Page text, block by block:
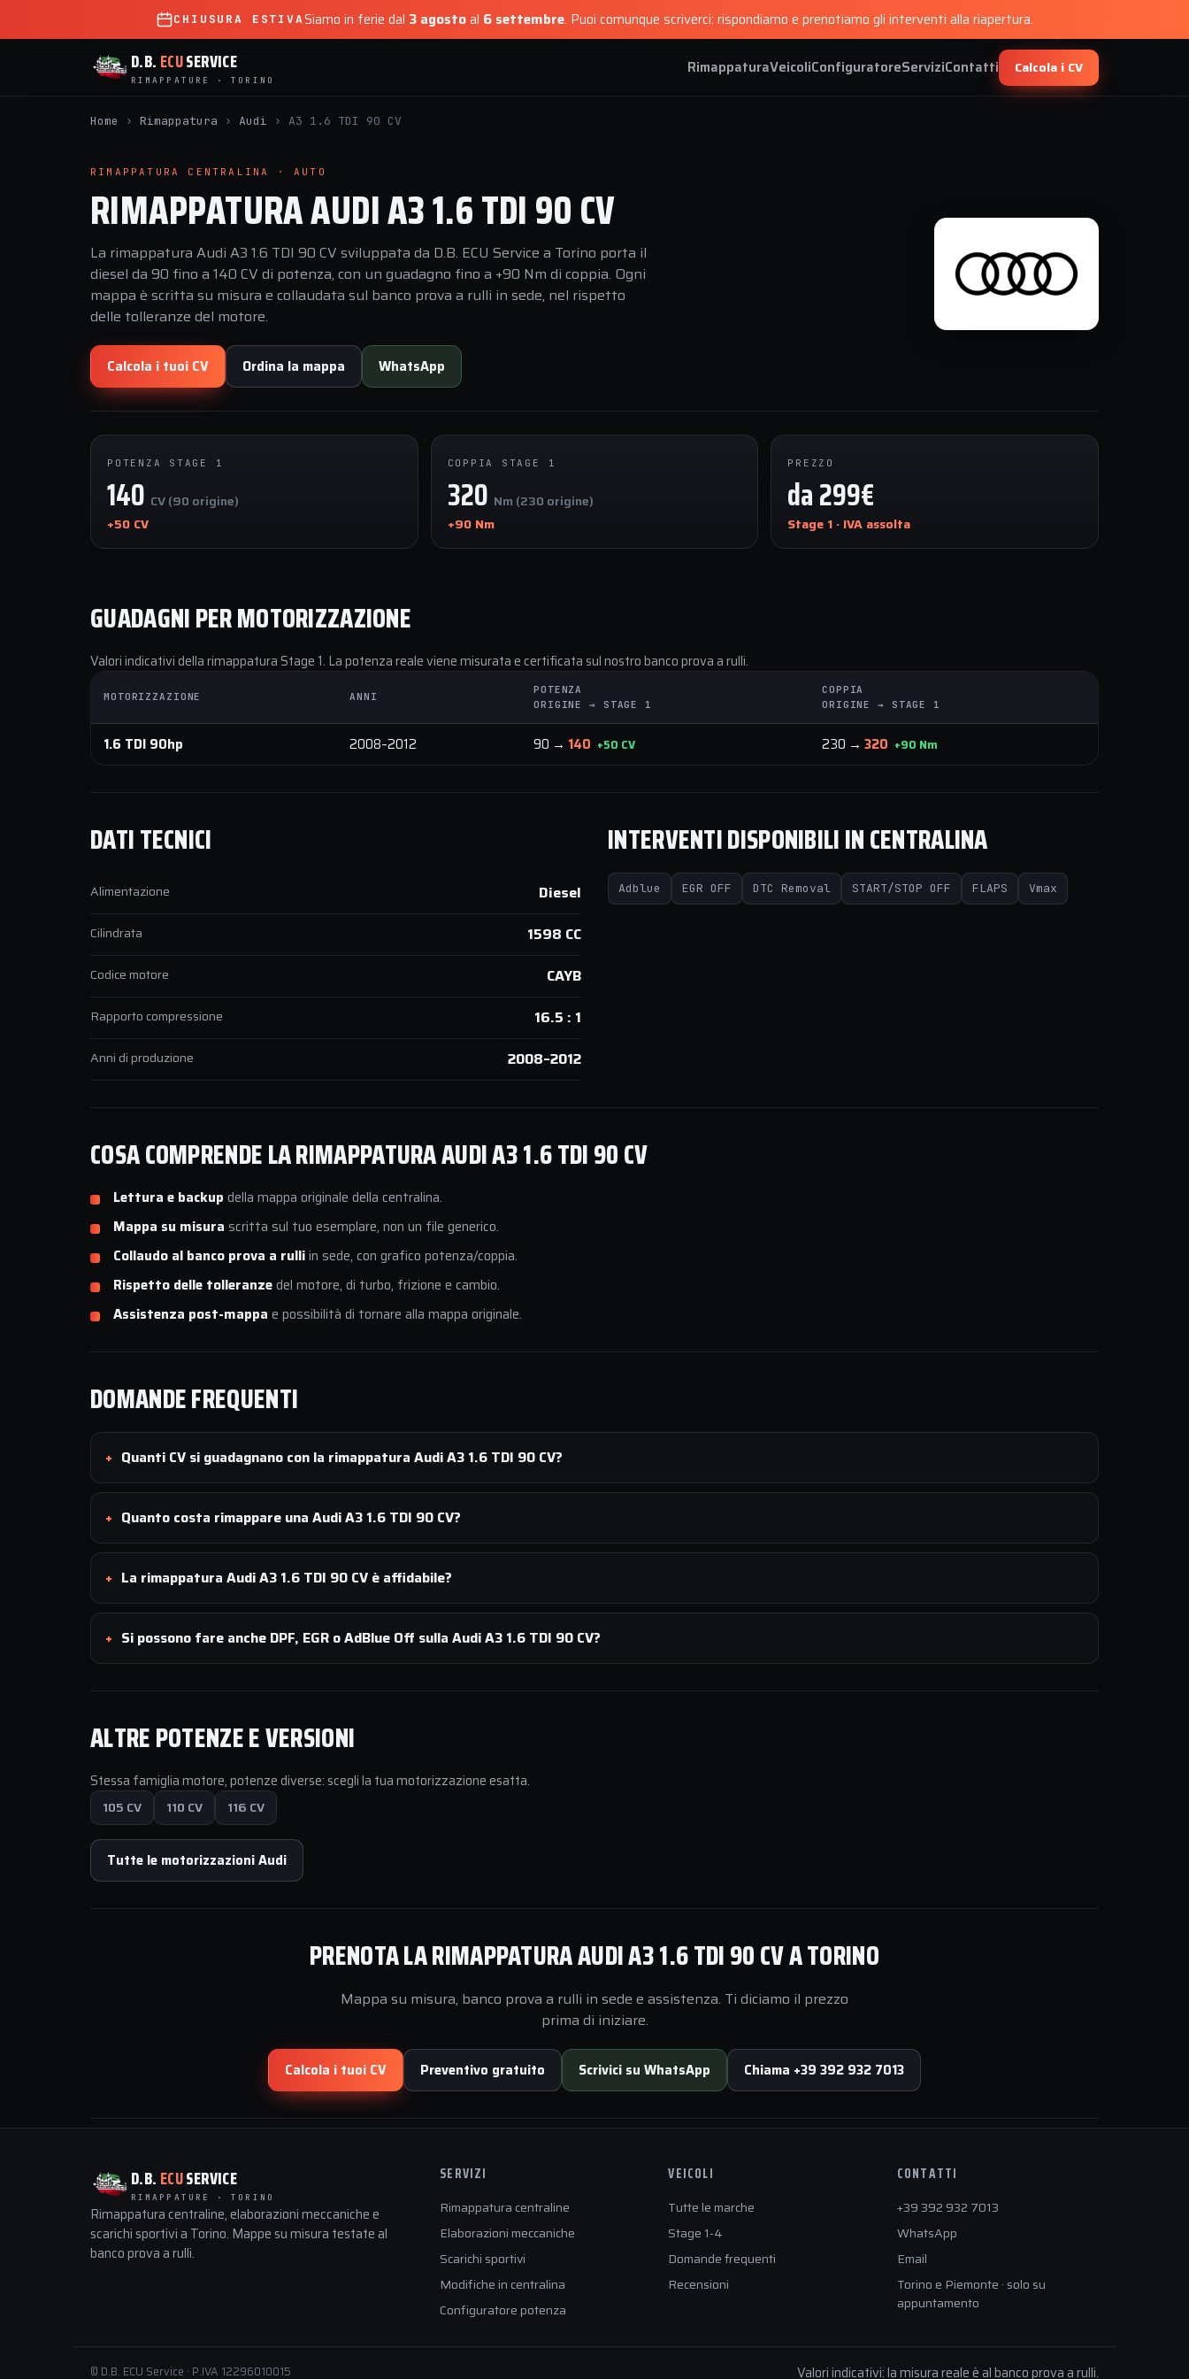
CHIUSURA ESTIVASiamo in ferie dal 3 agostoal 6 settembre. Puoi comunque scriverci: rispondiamo e prenotiamo gli interventi alla riapertura.
D.B. ECUSERVICE
RIMAPPATURE · TORINO
RimappaturaVeicoliConfiguratoreServiziContatti Calcola i CV
Home › Rimappatura › Audi › A3 1.6 TDI 90 CV
RIMAPPATURA CENTRALINA · AUTO
RIMAPPATURA AUDI A3 1.6 TDI 90 CV
La rimappatura Audi A3 1.6 TDI 90 CV sviluppata da D.B. ECU Service a Torino porta il
diesel da 90 fino a 140 CV di potenza, con un guadagno fino a +90 Nm di coppia. Ogni
mappa è scritta su misura e collaudata sul banco prova a rulli in sede, nel rispetto
delle tolleranze del motore.
Calcola i tuoi CV Ordina la mappa WhatsApp
POTENZA STAGE 1
140 CV (90 origine)
+50 CV
COPPIA STAGE 1
320 Nm (230 origine)
+90 Nm
PREZZO
da 299€
Stage 1 · IVA assolta
GUADAGNI PER MOTORIZZAZIONE
Valori indicativi della rimappatura Stage 1. La potenza reale viene misurata e certificata sul nostro banco prova a rulli.
MOTORIZZAZIONE ANNI
POTENZA
ORIGINE → STAGE 1
COPPIA
ORIGINE → STAGE 1
1.6 TDI 90hp 2008–2012 90 → 140 +50 CV 230 → 320 +90 Nm
DATI TECNICI
Alimentazione Diesel
Cilindrata 1598 CC
Codice motore CAYB
Rapporto compressione 16.5 : 1
Anni di produzione 2008–2012
INTERVENTI DISPONIBILI IN CENTRALINA
Adblue EGR OFF DTC Removal START/STOP OFF FLAPS Vmax
COSA COMPRENDE LA RIMAPPATURA AUDI A3 1.6 TDI 90 CV
Lettura e backup della mappa originale della centralina.
Mappa su misura scritta sul tuo esemplare, non un file generico.
Collaudo al banco prova a rulliin sede, con grafico potenza/coppia.
Rispetto delle tolleranzedel motore, di turbo, frizione e cambio.
Assistenza post-mappa e possibilità di tornare alla mappa originale.
DOMANDE FREQUENTI
Quanti CV si guadagnano con la rimappatura Audi A3 1.6 TDI 90 CV?
Quanto costa rimappare una Audi A3 1.6 TDI 90 CV?
La rimappatura Audi A3 1.6 TDI 90 CV è affidabile?
Si possono fare anche DPF, EGR o AdBlue Off sulla Audi A3 1.6 TDI 90 CV?
ALTRE POTENZE E VERSIONI
Stessa famiglia motore, potenze diverse: scegli la tua motorizzazione esatta.
105 CV
110 CV 116 CV
Tutte le motorizzazioni Audi
PRENOTA LA RIMAPPATURA AUDI A3 1.6 TDI 90 CV A TORINO
Mappa su misura, banco prova a rulli in sede e assistenza. Ti diciamo il prezzo
prima di iniziare.
Calcola i tuoi CV Preventivo gratuito Scrivici su WhatsApp Chiama +39 392 932 7013
D.B. ECUSERVICE
RIMAPPATURE · TORINO
Rimappatura centraline, elaborazioni meccaniche e
scarichi sportivi a Torino. Mappe su misura testate al
banco prova a rulli.
SERVIZI
Rimappatura centraline
Elaborazioni meccaniche
Scarichi sportivi
Modifiche in centralina
Configuratore potenza
VEICOLI
Tutte le marche
Stage 1-4
Domande frequenti
Recensioni
CONTATTI
+39 392 932 7013
WhatsApp
Email
Torino e Piemonte · solo su
appuntamento
© D.B. ECU Service · P.IVA 12296010015 Valori indicativi: la misura reale è al banco prova a rulli.